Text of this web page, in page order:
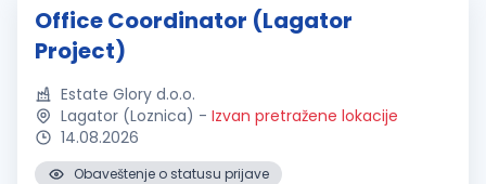
Office Coordinator (Lagator
Project)
Estate Glory d.o.o.
Lagator (Loznica) - Izvan pretražene lokacije
14.08.2026
Obaveštenje o statusu prijave